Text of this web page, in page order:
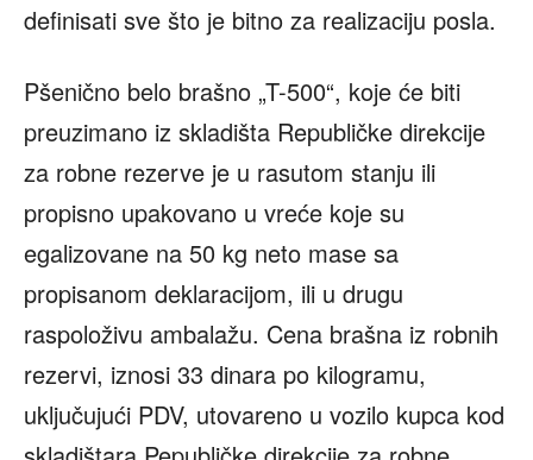
definisati sve što je bitno za realizaciju posla.
Pšenično belo brašno „T-500“, koje će biti
preuzimano iz skladišta Republičke direkcije
za robne rezerve je u rasutom stanju ili
propisno upakovano u vreće koje su
egalizovane na 50 kg neto mase sa
propisanom deklaracijom, ili u drugu
raspoloživu ambalažu. Cena brašna iz robnih
rezervi, iznosi 33 dinara po kilogramu,
uključujući PDV, utovareno u vozilo kupca kod